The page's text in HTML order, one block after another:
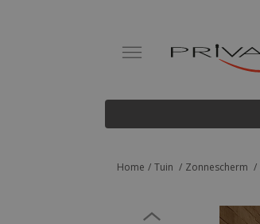
Home Tuin Zonnescherm